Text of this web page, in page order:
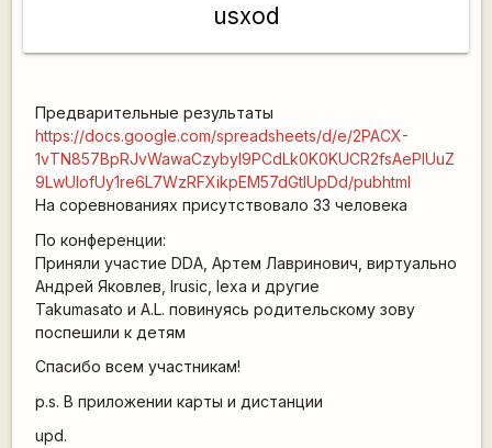
usxod
Предварительные результаты
https://docs.google.com/spreadsheets/d/e/2PACX-
1vTN857BpRJvWawaCzybyI9PCdLk0K0KUCR2fsAePIUuZ
9LwUIofUy1re6L7WzRFXikpEM57dGtlUpDd/pubhtml
На соревнованиях присутствовало 33 человека
По конференции:
Приняли участие DDA, Артем Лавринович, виртуально
Андрей Яковлев, Irusic, lexa и другие
Takumasato и A.L. повинуясь родительскому зову
поспешили к детям
Спасибо всем участникам!
p.s. В приложении карты и дистанции
upd.